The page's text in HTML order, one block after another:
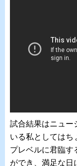
試合結果はニュー
いる私としてはち
プレベルに君臨す
ができ、満足な日